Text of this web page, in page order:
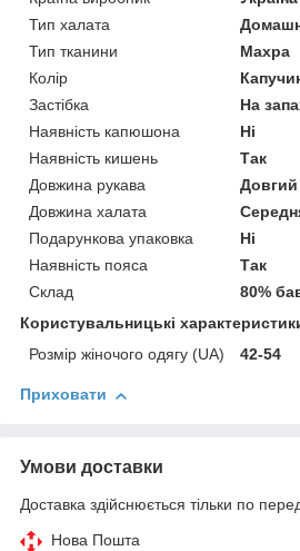
Тип халата
Тип тканини
Махра
Колір
Застібка
На
Наявність капюшона
Ні
Наявність кишень
Так
Довжина рукава
Довгий
Довжина халата
Подарункова упаковка
Ні
Наявність пояса
Так
Склад
80%
Користувальницькі
Розмір жіночого одягу (UA)
42-54
Приховати
Умови доставки
Доставка здійснюється тільки по
Нова Пошта